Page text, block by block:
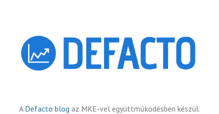
A Defacto blog az MKE-vel együttműködésben készül.